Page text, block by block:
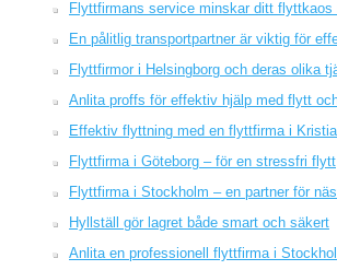
Flyttfirmans service minskar ditt flyttkaos
En pålitlig transportpartner är viktig för
Flyttfirmor i Helsingborg och deras olika
Anlita proffs för effektiv hjälp med flytt
Effektiv flyttning med en flyttfirma i
Flyttfirma i Göteborg – för en stressfri flytt
Flyttfirma i Stockholm – en partner för
Hyllställ gör lagret både smart och säkert
Anlita en professionell flyttfirma i